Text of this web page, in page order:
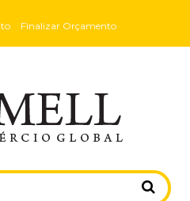
Finalizar Orçamento